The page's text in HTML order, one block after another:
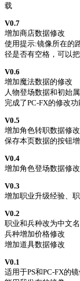
载
V0.7
增加商店数据修改
使用提示:镜像所在的
径是否有空格，可以
V0.6
增加魔法数据的修改
人物登场数据和初始
完成了PC-FX的修改功
V0.5
增加角色转职数据修改
保存本页数据的按钮
V0.4
增加角色登场数据修改
V0.3
增加职业升级经验、
V0.2
职业和兵种改为中文
兵种增加价格修改
增加道具数据修改
V0.1
适用于PS和PC-FX的